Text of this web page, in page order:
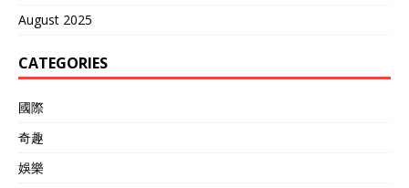
August 2025
CATEGORIES
國際
奇趣
娛樂